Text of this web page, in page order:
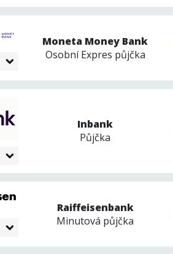
Moneta Money Bank
Osobní Expres půjčka
Inbank
Půjčka
Raiffeisenbank
Minutová půjčka